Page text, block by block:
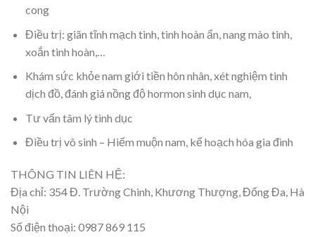
cong
Điều trị: giãn tĩnh mạch tinh, tinh hoàn ẩn, nang mào tinh,
xoắn tinh hoàn,…
Khám sức khỏe nam giới tiền hôn nhân, xét nghiệm tinh
dịch đồ, đánh giá nồng độ hormon sinh dục nam,
Tư vấn tâm lý tình dục
Điều trị vô sinh – Hiếm muộn nam, kế hoạch hóa gia đình
THÔNG TIN LIÊN HỆ:
Địa chỉ: 354 Đ. Trường Chinh, Khương Thượng, Đống Đa, Hà
Nội
Số điện thoại: 0987 869 115